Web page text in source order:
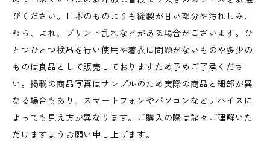
びください。日本のものよりも縫製が甘い部分や汚れしみ、
むら、よれ、プリント乱れなどがある場合がございます。ひ
とつひとつ検品を行い使用や着衣に問題がないものや多少の
ものは良品として販売しておりますため予めご了承くださ
い。掲載の商品写真はサンプルのため実際の商品と細部が異
なる場合もあり、スマートフォンやパソコンなどデバイスに
よっても見え方が異なります。ご購入の際は諸々ご理解いた
だけますようお願い申し上げます。